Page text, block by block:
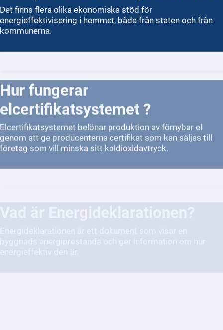
Det finns flera olika ekonomiska stöd för
energieffektivisering i hemmet, både från staten och från
kommunerna.
Hur fungerar
elcertifikatsystemet ?
Elcertifikatsystemet belönar produktion av förnybar el
genom att ge producenterna certifikat som kan säljas till
företag som vill minska sitt koldioxidavtryck.